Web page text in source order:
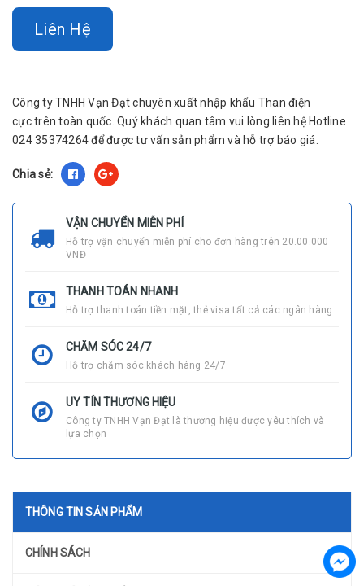
Liên Hệ
Công ty TNHH Vạn Đạt chuyên xuất nhập khẩu Than điện
cực trên toàn quốc. Quý khách quan tâm vui lòng liên hệ Hotline
024 35374264 để được tư vấn sản phẩm và hỗ trợ báo giá.
Chia sẻ:
VẬN CHUYỂN MIỄN PHÍ
Hỗ trợ vận chuyển miễn phí cho đơn hàng trên 20.00.000
VNĐ
THANH TOÁN NHANH
Hỗ trợ thanh toán tiền mặt, thẻ visa tất cả các ngân hàng
CHĂM SÓC 24/7
Hỗ trợ chăm sóc khách hàng 24/7
UY TÍN THƯƠNG HIỆU
Công ty TNHH Vạn Đạt là thương hiệu được yêu thích và
lựa chọn
THÔNG TIN SẢN PHẨM
CHÍNH SÁCH